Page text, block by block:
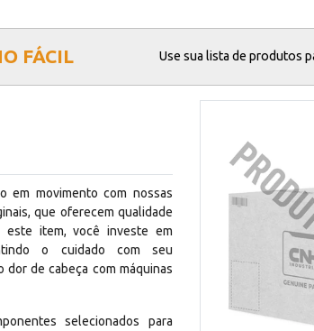
FÁCIL Use sua lista de produtos
em movimento com nossas
que oferecem qualidade
este item, você investe em
o cuidado com seu
dor de cabeça com máquinas
selecionados para